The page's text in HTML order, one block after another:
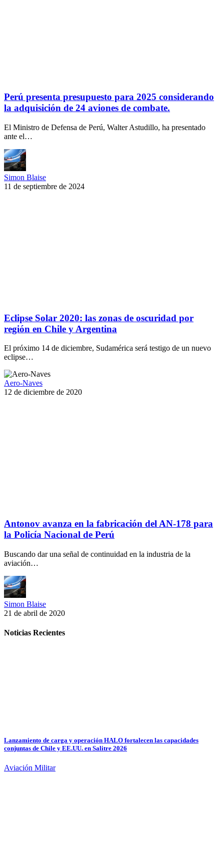
Perú presenta presupuesto para 2025 considerando
la adquisición de 24 aviones de combate.
El Ministro de Defensa de Perú, Walter Astudillo, ha presentado
ante el…
Simon Blaise
11 de septiembre de 2024
Eclipse Solar 2020: las zonas de oscuridad por
región en Chile y Argentina
El próximo 14 de diciembre, Sudamérica será testigo de un nuevo
eclipse…
Aero-Naves
12 de diciembre de 2020
Antonov avanza en la fabricación del AN-178 para
la Policía Nacional de Perú
Buscando dar una señal de continuidad en la industria de la
aviación…
Simon Blaise
21 de abril de 2020
Noticias Recientes
Lanzamiento de carga y operación HALO fortalecen las capacidades
conjuntas de Chile y EE.UU. en Salitre 2026
Aviación Militar